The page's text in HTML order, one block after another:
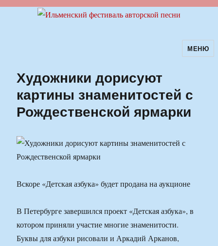
Ильменский фестиваль авторскойМЕНЮ
Художники дорисуют
картины знаменитостей с
Рождественской ярмарки
Вскоре «Детская азбука» будет продана на аукционе
В Петербурге завершился проект «Детская азбука», в
котором приняли участие многие знаменитости.
Буквы для азбуки рисовали и Аркадий Арканов,